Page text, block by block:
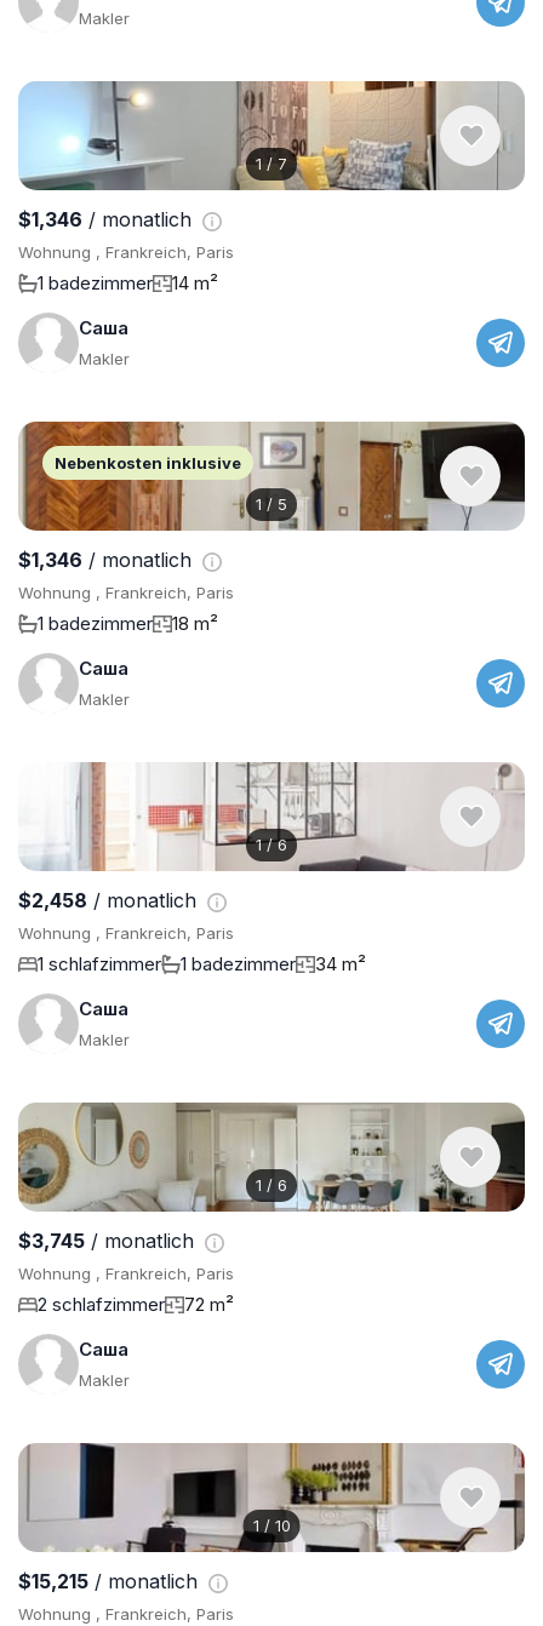
Makler
1 /7
$1,346 / monatlich
Wohnung , Frankreich, Paris
1 badezimmer
14 m²
Саша
Makler
1 / 5
Nebenkosten inklusive
$1,346 / monatlich
Wohnung , Frankreich, Paris
1 badezimmer
18 m²
Саша
Makler
1/6
$2,458 / monatlich
Wohnung , Frankreich, Paris
1 schlafzimmer 1 badezimmer
34 m²
Саша
Makler
1 / 6
$3,745 / monatlich
Wohnung , Frankreich, Paris
2 schlafzimmer
72 m²
Саша
Makler
1 / 10
$15,215 / monatlich
Wohnung , Frankreich, Paris